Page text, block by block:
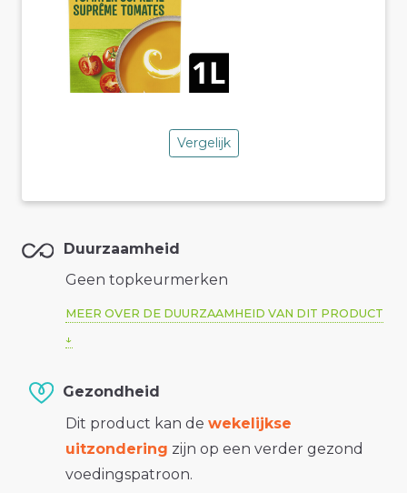
Vergelijk
Duurzaamheid
Geen topkeurmerken
MEER OVER DE DUURZAAMHEID VAN DIT PRODUCT
Gezondheid
Dit product kan de wekelijkse
uitzondering zijn op een verder gezond
voedingspatroon.